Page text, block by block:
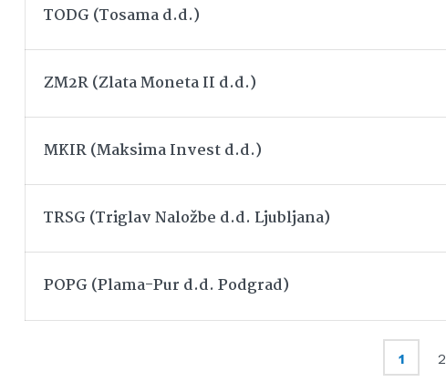
TODG (Tosama d.d.)
ZM2R (Zlata Moneta II d.d.)
MKIR (Maksima Invest d.d.)
TRSG (Triglav Naložbe d.d. Ljubljana)
POPG (Plama-Pur d.d. Podgrad)
1 2